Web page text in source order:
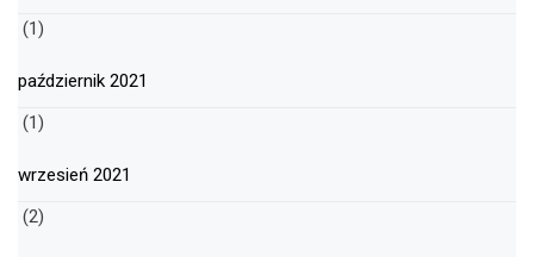
(1)
październik 2021
(1)
wrzesień 2021
(2)